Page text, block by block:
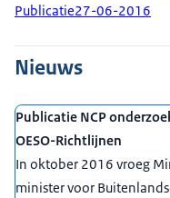
Publicatie27-06-2016
Nieuws
Publicatie NCP
OESO-Richtlijnen
In oktober 2016 vroeg
minister voor